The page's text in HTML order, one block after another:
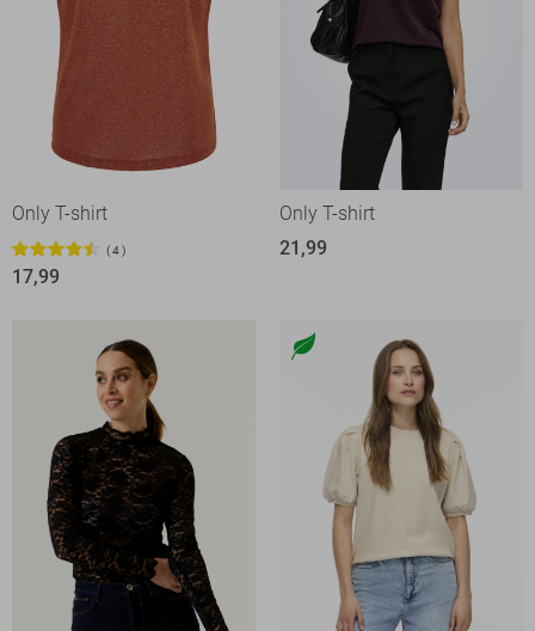
Only T-shirt
4
17,99
Only T-shirt
21,99